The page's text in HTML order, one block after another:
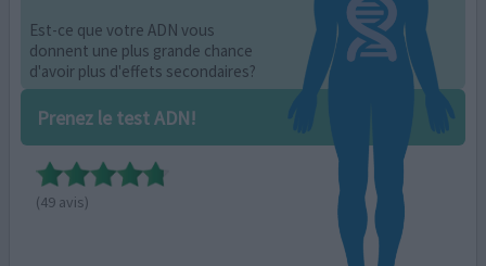
Est-ce que votre ADN vous
donnent une plus grande chance
d'avoir plus d'effets secondaires?
Prenez le test ADN!
(49 avis)